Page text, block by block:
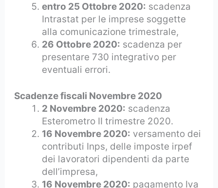
entro 25 Ottobre 2020: scadenza
Intrastat per le imprese soggette
alla comunicazione trimestrale,
26 Ottobre 2020: scadenza per
presentare 730 integrativo per
eventuali errori.
Scadenze fiscali Novembre 2020
2 Novembre 2020: scadenza
Esterometro II trimestre 2020.
16 Novembre 2020: versamento dei
contributi Inps, delle imposte irpef
dei lavoratori dipendenti da parte
dell’impresa,
16 Novembre 2020: pagamento Iva